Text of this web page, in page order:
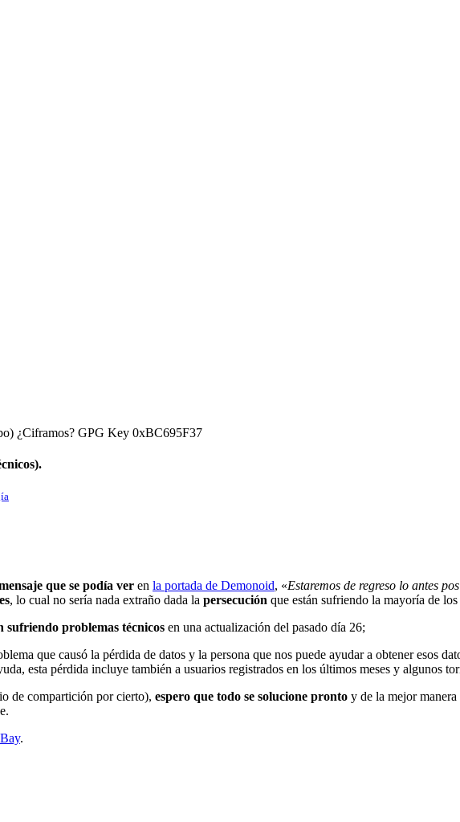
¿Ciframos? GPG Key 0xBC695F37
que se podía ver en la portada de Demonoid, «Estaremos de regreso lo antes
, lo cual no sería nada extraño dada la persecución que están sufriendo la mayoría de los
sufriendo problemas técnicos en una actualización del pasado día 26;
que causó la pérdida de datos y la persona que nos puede ayudar a obtener esos
esta pérdida incluye también a usuarios registrados en los últimos meses y algunos
de compartición por cierto), espero que todo se solucione pronto y de la mejor
.